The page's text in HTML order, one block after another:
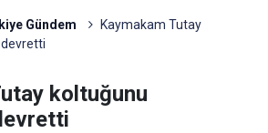
Gündem
Kaymakam Tutay
koltuğunu